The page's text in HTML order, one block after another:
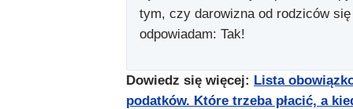
tym, czy darowizna od rodziców
odpowiadam: Tak!
Dowiedz się więcej: Lista
podatków. Które trzeba płacić, a